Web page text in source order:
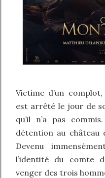
Victime d’un
est arrêté le jour de
qu’il n’a pas
détention au château
Devenu
l’identité du comte
venger des trois